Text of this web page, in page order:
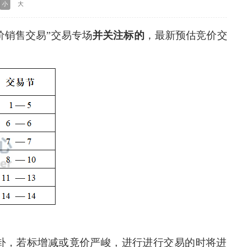
小 大
销售交易”交易专场并关注标的 ，最新预估竞价
若标增减或竟价严峻，进行进行交易的时将进